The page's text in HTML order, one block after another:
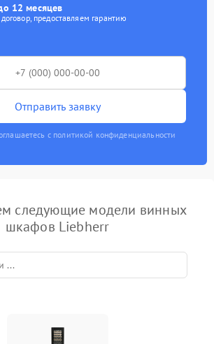
12 месяцев
предоставляем гарантию
Отправить заявку
с политикой конфиденциальности
следующие модели винных
шкафов Liebherr